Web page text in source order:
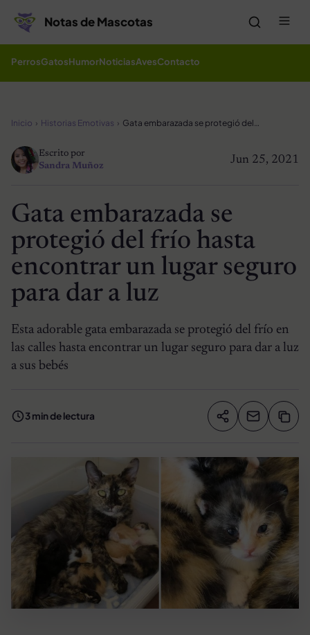
Notas de Mascotas
PerrosGatosHumorNoticiasAvesContacto
Inicio Historias Emotivas Gata embarazada se protegió del frío hasta encontrar un lugar seguro para dar a luz
Jun 25, 2021
Escrito por
Sandra Muñoz
Gata embarazada se
protegió del frío hasta
encontrar un lugar seguro
para dar a luz
Esta adorable gata embarazada se protegió del frío en
las calles hasta encontrar un lugar seguro para dar a luz
a sus bebés
3 min de lectura Compartir